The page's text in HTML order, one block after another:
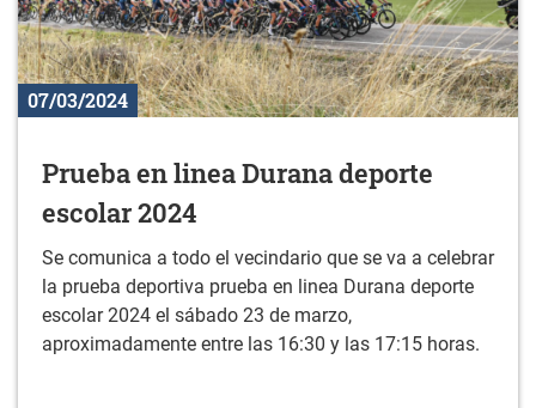
07/03/2024
Prueba en linea Durana deporte
escolar 2024
Se comunica a todo el vecindario que se va a celebrar
la prueba deportiva prueba en linea Durana deporte
escolar 2024 el sábado 23 de marzo,
aproximadamente entre las 16:30 y las 17:15 horas.